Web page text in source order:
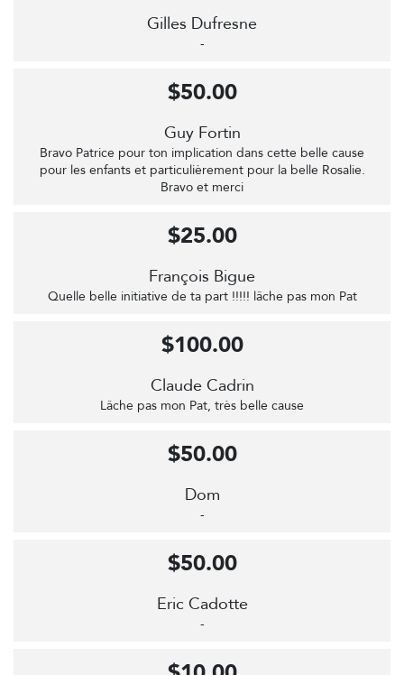
Gilles Dufresne
-
Guy Fortin
Bravo Patrice pour ton implication dans cette belle cause
pour les enfants et particulièrement pour la belle Rosalie.
Bravo et merci
$50.00
François Bigue
Quelle belle initiative de ta part !!!!! lâche pas mon Pat
$25.00
Claude Cadrin
Lâche pas mon Pat, très belle cause
$100.00
Dom
-
$50.00
Eric Cadotte
-
$50.00